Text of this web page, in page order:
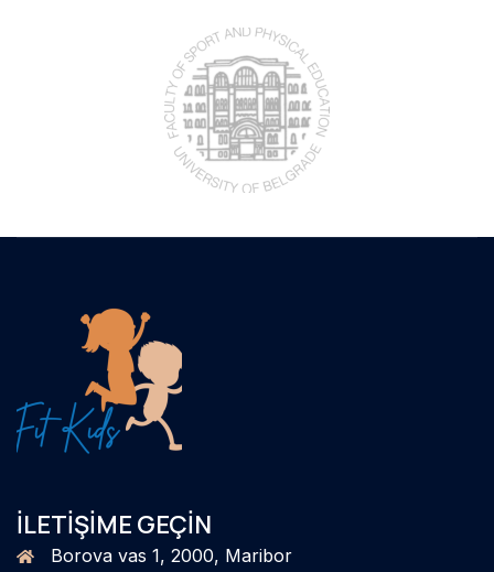
İLETIŞIME GEÇIN
Borova vas 1, 2000, Maribor